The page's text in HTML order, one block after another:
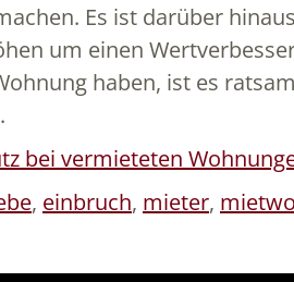
Es ist darüber
um einen
haben, ist es
bei vermieteten
, einbruch, mieter,